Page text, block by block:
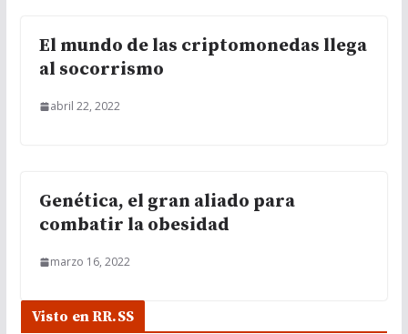
El mundo de las criptomonedas llega
al socorrismo
abril 22, 2022
Genética, el gran aliado para
combatir la obesidad
marzo 16, 2022
Visto en RR.SS